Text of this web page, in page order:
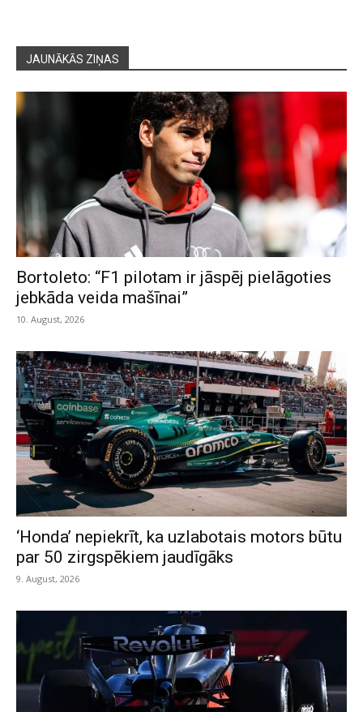
JAUNĀKĀS ZIŅAS
Bortoleto: “F1 pilotam ir jāspēj pielāgoties
jebkāda veida mašīnai”
10. August, 2026
‘Honda’ nepiekrīt, ka uzlabotais motors būtu
par 50 zirgspēkiem jaudīgāks
9. August, 2026